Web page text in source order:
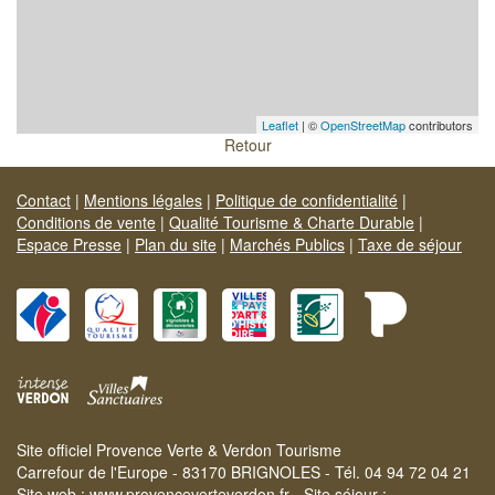
Leaflet | ©OpenStreetMapcontributors
Retour
Contact | Mentions légales | Politique de confidentialité |
Conditions de vente | Qualité Tourisme & Charte Durable |
Espace Presse | Plan du site | Marchés Publics | Taxe de séjour
Site officiel Provence Verte & Verdon Tourisme
Carrefour de l'Europe - 83170 BRIGNOLES - Tél. 04 94 72 04 21